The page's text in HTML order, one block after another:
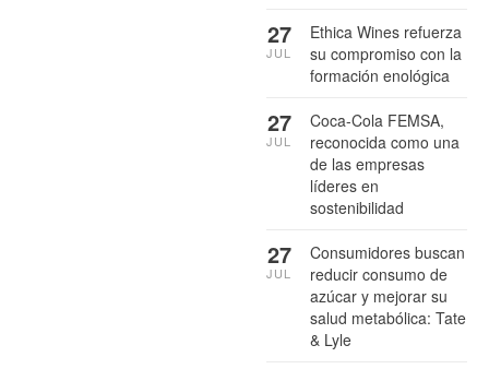
Ethica Wines refuerza
su compromiso con la
formación enológica
27
JUL
Coca-Cola FEMSA,
reconocida como una
de las empresas
líderes en
sostenibilidad
27
JUL
Consumidores buscan
reducir consumo de
azúcar y mejorar su
salud metabólica: Tate
& Lyle
27
JUL